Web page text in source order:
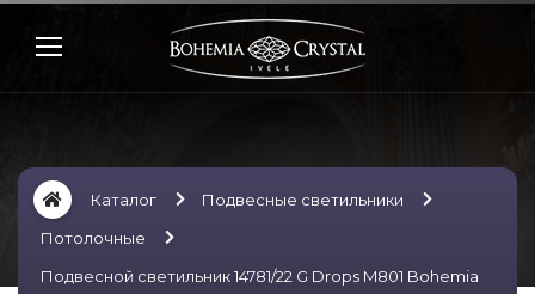
Каталог
Подвесные светильники
Потолочные
Подвесной светильник 14781/22 G Drops M801 Bohemia